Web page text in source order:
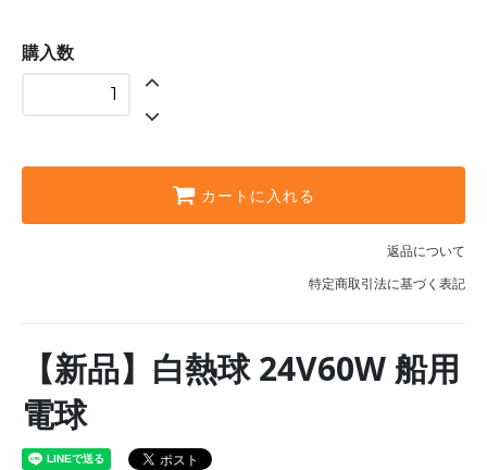
購入数
カートに入れる
返品について
特定商取引法に基づく表記
【新品】白熱球 24V60W 船用
電球